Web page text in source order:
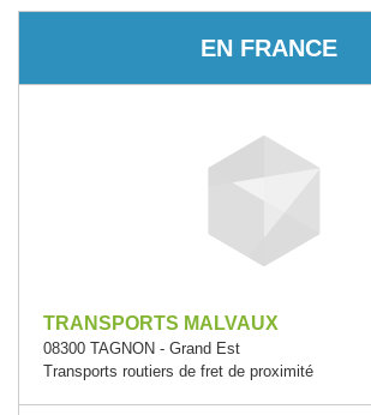
EN FRANCE
TRANSPORTS MALVAUX
08300 TAGNON - Grand Est
Transports routiers de fret de proximité